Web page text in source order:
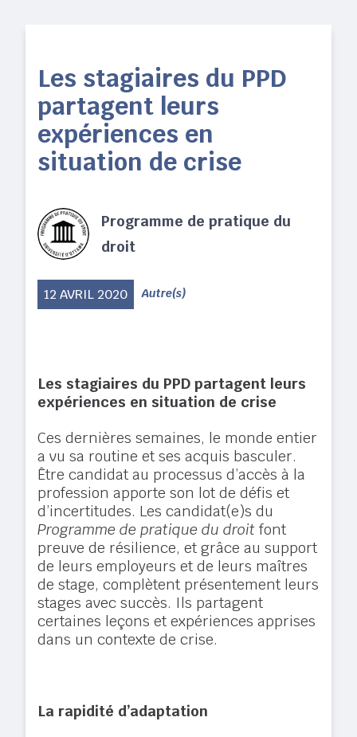
Les stagiaires du PPD
partagent leurs
expériences en
situation de crise
Programme de pratique du
droit
12 AVRIL 2020 Autre(s)
Les stagiaires du PPD partagent leurs
expériences en situation de crise
Ces dernières semaines, le monde entier
a vu sa routine et ses acquis basculer.
Être candidat au processus d’accès à la
profession apporte son lot de défis et
d’incertitudes. Les candidat(e)s du
Programme de pratique du droit font
preuve de résilience, et grâce au support
de leurs employeurs et de leurs maîtres
de stage, complètent présentement leurs
stages avec succès. Ils partagent
certaines leçons et expériences apprises
dans un contexte de crise.
La rapidité d’adaptation